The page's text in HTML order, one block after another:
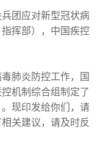
团应对新型冠状病
挥部），中国疾控
肺炎防控工作，国
机制综合组制定了
现印发给你们，请
关建议，请及时反